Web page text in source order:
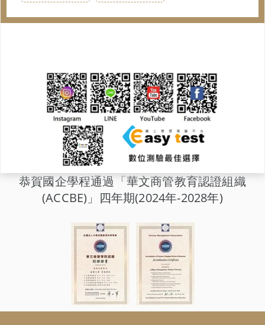
恭賀國企學程通過「華文商管教育認證組織
(ACCBE)」四年期(2024年-2028年)